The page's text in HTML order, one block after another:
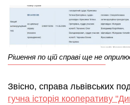
Рішення по цій справі ще не
Звісно, справа львівських
гучна історія кооперативу